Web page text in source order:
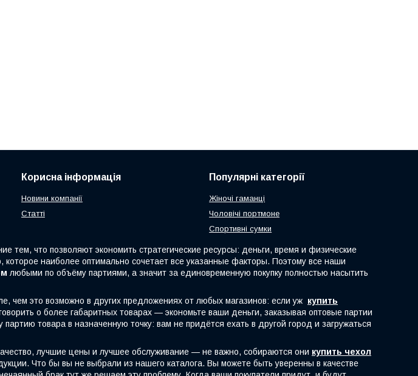
Корисна інформація
Новини компанії
Статті
Популярні категорії
Жіночі гаманці
Чоловічі портмоне
Спортивні сумки
что позволяют экономить стратегические ресурсы: деньги, время и физические
наиболее оптимально сочетает все указанные факторы. Поэтому все наши
любыми по объёму партиями, а значит за единовременную покупку полностью насытить
это возможно в других предложениях от любых магазинов: если уж купить
о более габаритных товарах — экономьте ваши деньги, заказывая оптовые партии
товара в назначенную точку: вам не придётся ехать в другой город и загружаться
лучшие цены и лучшее обслуживание — не важно, собираются они купить чехол
Что бы вы не выбрали из нашего каталога. Вы можете быть уверенны в качестве